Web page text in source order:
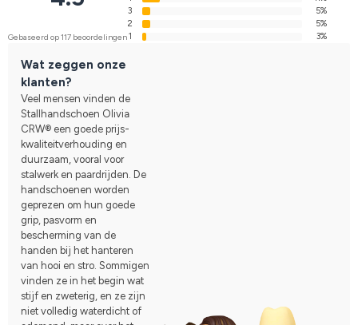
Gebaseerd op 117 beoordelingen
3
5%
2
5%
1
3%
Wat zeggen onze
klanten?
Veel mensen vinden de
Stallhandschoen Olivia
CRW® een goede prijs-
kwaliteitverhouding en
duurzaam, vooral voor
stalwerk en paardrijden. De
handschoenen worden
geprezen om hun goede
grip, pasvorm en
bescherming van de
handen bij het hanteren
van hooi en stro. Sommigen
vinden ze in het begin wat
stijf en zweterig, en ze zijn
niet volledig waterdicht of